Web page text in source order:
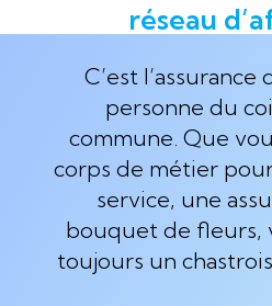
réseau
C’est
personne du
commune. Que
corps de métier
service, une
bouquet de fleurs,
toujours un